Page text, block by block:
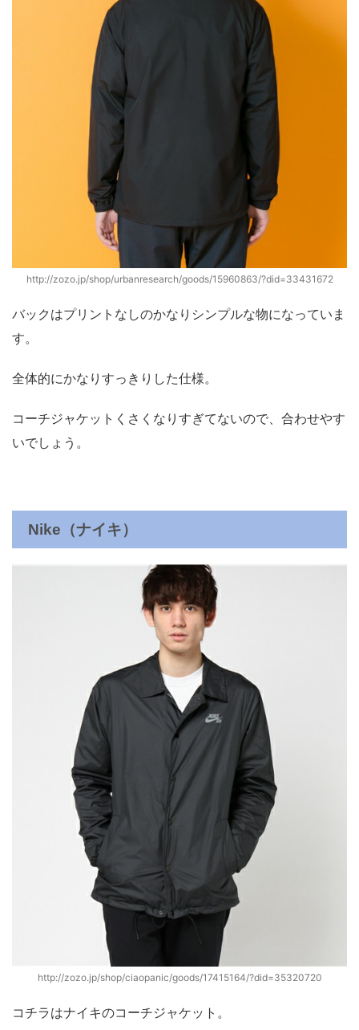
http://zozo.jp/shop/urbanresearch/goods/15960863/?did=33431672
バックはプリントなしのかなりシンプルな物になっていま
す。
全体的にかなりすっきりした仕様。
コーチジャケットくさくなりすぎてないので、合わせやす
いでしょう。
Nike（ナイキ）
http://zozo.jp/shop/ciaopanic/goods/17415164/?did=35320720
コチラはナイキのコーチジャケット。